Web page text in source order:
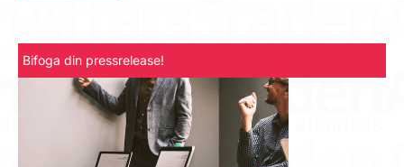
Bifoga din pressrelease!